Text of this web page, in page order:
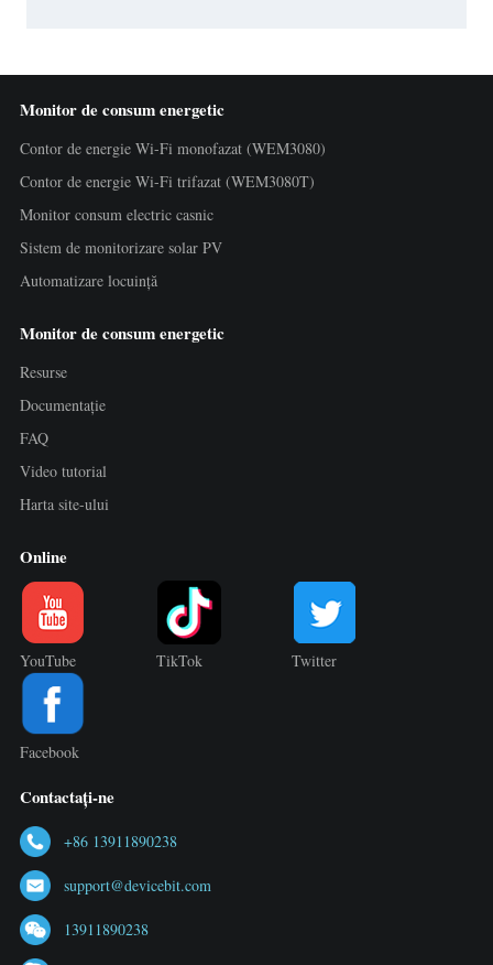
Monitor de consum energetic
Contor de energie Wi-Fi monofazat (WEM3080)
Contor de energie Wi-Fi trifazat (WEM3080T)
Monitor consum electric casnic
Sistem de monitorizare solar PV
Automatizare locuință
Monitor de consum energetic
Resurse
Documentație
FAQ
Video tutorial
Harta site-ului
Online
YouTube TikTok Twitter
Facebook
Contactați-ne
+86 13911890238
support@devicebit.com
13911890238